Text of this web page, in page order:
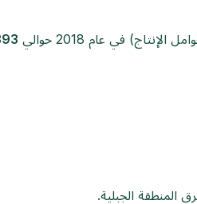
في عام 2018 حوالي 1393
الجبلية.